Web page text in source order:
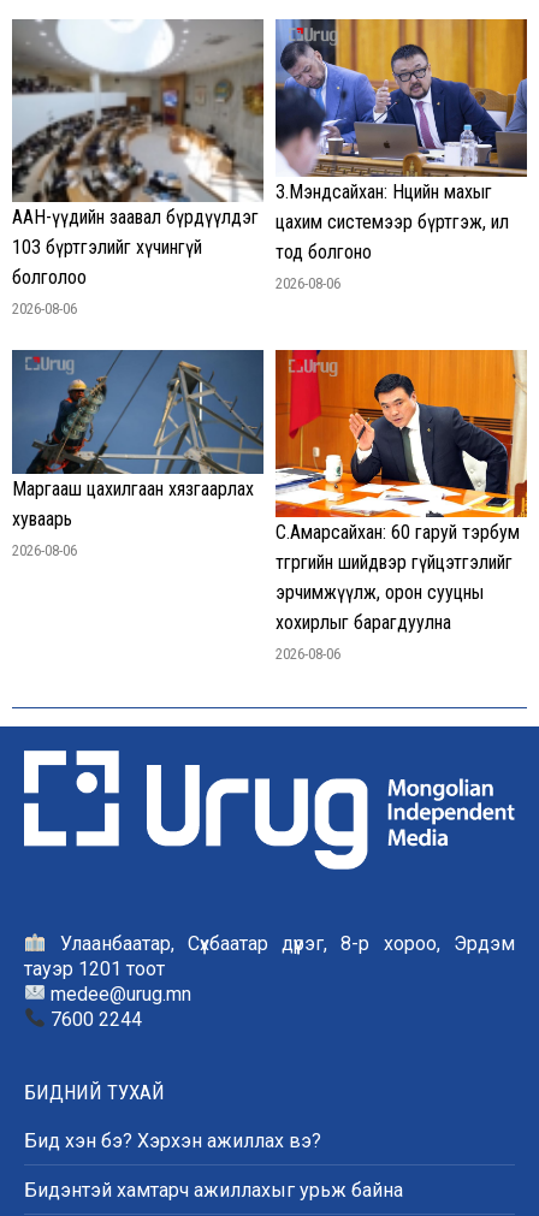
ААН-үүдийн заавал бүрдүүлдэг
103 бүртгэлийг хүчингүй
болголоо
2026-08-06
З.Мэндсайхан: Нөөцийн махыг
цахим системээр бүртгэж, ил
тод болгоно
2026-08-06
Маргааш цахилгаан хязгаарлах
хуваарь
2026-08-06
С.Амарсайхан: 60 гаруй тэрбум
төгрөгийн шийдвэр гүйцэтгэлийг
эрчимжүүлж, орон сууцны
хохирлыг барагдуулна
2026-08-06
Улаанбаатар, Сүхбаатар дүүрэг, 8-р хороо, Эрдэм
тауэр 1201 тоот
medee@urug.mn
7600 2244
БИДНИЙ ТУХАЙ
Бид хэн бэ? Хэрхэн ажиллах вэ?
Бидэнтэй хамтарч ажиллахыг урьж байна